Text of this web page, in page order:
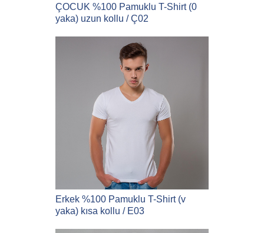
ÇOCUK %100 Pamuklu T-Shirt (0
yaka) uzun kollu / Ç02
Erkek %100 Pamuklu T-Shirt (v
yaka) kısa kollu / E03